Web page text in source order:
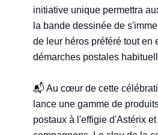
initiative unique permettra
la bande dessinée de
de leur héros préféré tout en
démarches postales
📬 Au cœur de cette
lance une gamme de
postaux à l'effigie d'Astérix